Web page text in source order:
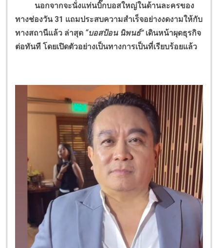
นอกจากจะนั่งแท่นบิ๊กบอสใหญ่ในด้านละครของ
ทางช่องวัน 31 แถมประสบความสำเร็จอย่างงดงามให้กับ
ทางสถานีแล้ว ล่าสุด “บอสป้อน นิพนธ์”เดินหน้าผุดธุรกิจ
ต่อทันที โดยเปิดตัวอย่างเป็นทางการเป็นที่เรียบร้อยแล้ว